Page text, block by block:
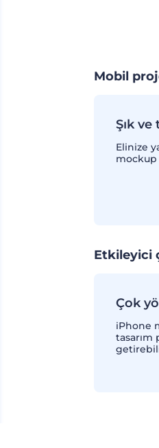
Mobil
Şık
Elinize
mockup
Etkileyici
Çok
iPhone
tasarım